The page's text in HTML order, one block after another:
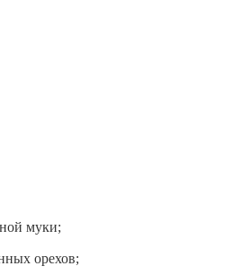
муки;
орехов;